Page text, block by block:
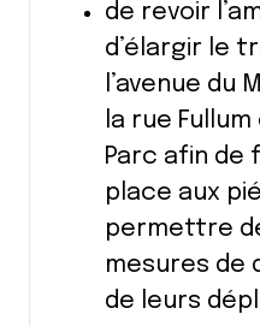
de revoir
d’élargir le
l’avenue du
la rue
Parc afin de
place aux
permettre
mesures de
de leurs